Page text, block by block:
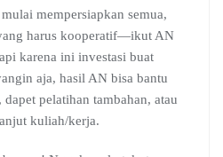
mempersiapkan semua,
harus kooperatif—ikut AN
karena ini investasi buat
aja, hasil AN bisa bantu
pelatihan tambahan, atau
kuliah/kerja.